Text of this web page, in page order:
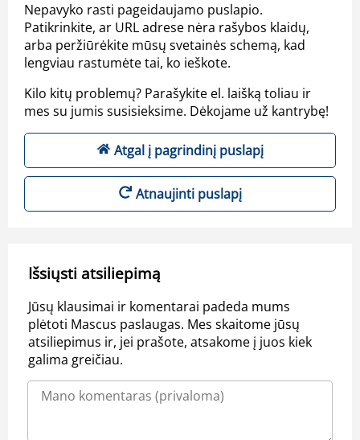
Nepavyko rasti pageidaujamo puslapio.
Patikrinkite, ar URL adrese nėra rašybos klaidų,
arba peržiūrėkite mūsų svetainės schemą, kad
lengviau rastumėte tai, ko ieškote.
Kilo kitų problemų? Parašykite el. laišką toliau ir
mes su jumis susisieksime. Dėkojame už kantrybę!
Atgal į pagrindinį puslapį
Atnaujinti puslapį
Išsiųsti atsiliepimą
Jūsų klausimai ir komentarai padeda mums
plėtoti Mascus paslaugas. Mes skaitome jūsų
atsiliepimus ir, jei prašote, atsakome į juos kiek
galima greičiau.